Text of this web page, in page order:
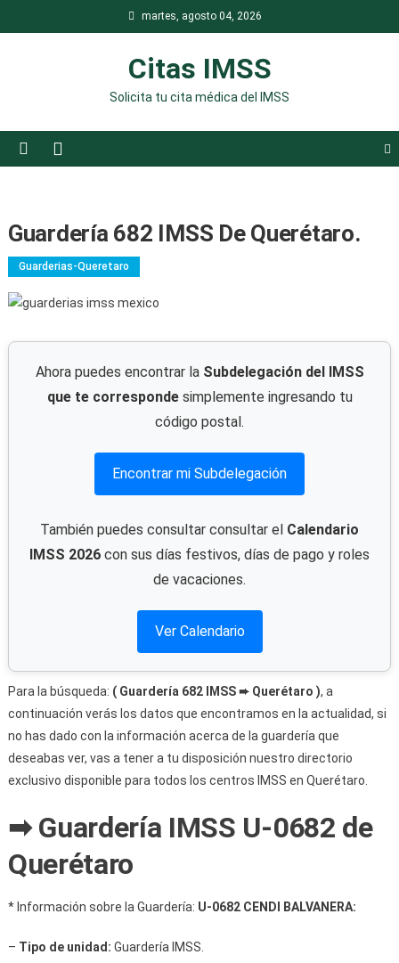
al
martes, agosto 04, 2026
Citas IMSS
Solicita tu cita médica del IMSS
Guardería 682 IMSS De Querétaro.
Guarderias-Queretaro
Ahora puedes encontrar la Subdelegación del IMSS
que te correspondesimplemente ingresando tu
código postal.
Encontrar mi Subdelegación
También puedes consultar consultar el Calendario
IMSS 2026 con sus días festivos, días de pago y roles
de vacaciones.
Ver Calendario
Para la búsqueda: ( Guardería 682 IMSS ➨ Querétaro ), a
continuación verás los datos que encontramos en la actualidad, si
no has dado con la información acerca de la guardería que
deseabas ver, vas a tener a tu disposición nuestro directorio
exclusivo disponible para todos los centros IMSS en Querétaro.
➡ Guardería IMSS U-0682 de
Querétaro
* Información sobre la Guardería: U-0682 CENDI BALVANERA:
– Tipo de unidad: Guardería IMSS.